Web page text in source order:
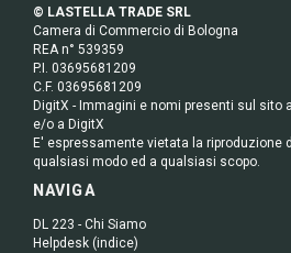
© LASTELLA TRADE SRL
Camera di Commercio di Bologna
REA n° 539359
P.I. 03695681209
C.F. 03695681209
DigitX - Immagini e nomi presenti sul sito
e/o a DigitX
E' espressamente vietata la riproduzione
qualsiasi modo ed a qualsiasi scopo.
NAVIGA
DL 223 - Chi Siamo
Helpdesk (indice)